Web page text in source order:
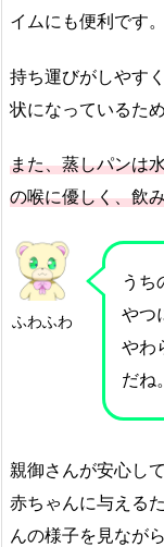
イムにも便利です。
持ち運びがしやす
状になっているた
また、蒸しパンは
の喉に優しく、飲
ふわふわ
うち
やつ
やわ
だね。
親御さんが安心し
赤ちゃんに与える
んの様子を見なが